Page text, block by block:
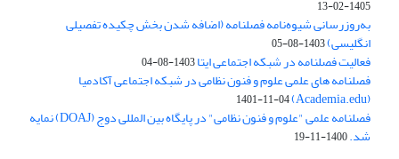
1405-02-13
به‌روزرسانی شیوه‌نامه فصلنامه (اضافه شدن بخش چکیده تفصیلی
انگلیسی)1403-08-05
فعالیت فصلنامه در شبکه اجتماعی ایتا1403-08-04
فصلنامه های علمی علوم و فنون نظامی در شبکه اجتماعی آکادمیا
(Academia.edu)
1401-11-04
فصلنامه علمی "علوم و فنون نظامی" در پایگاه بین المللی دوج (DOAJ) نمایه
شد.1400-11-19